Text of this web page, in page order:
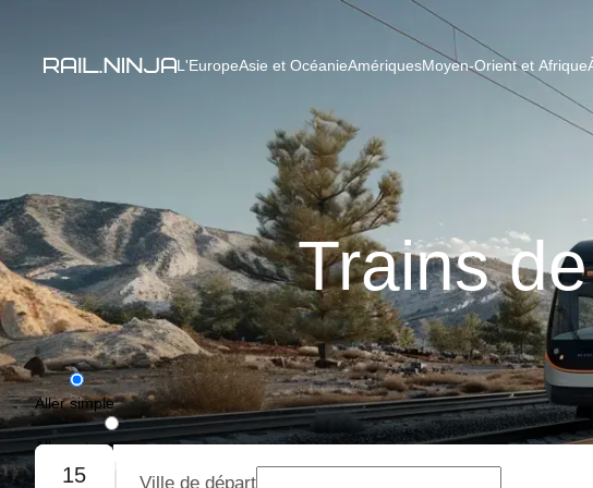
L'EuropeAsie et OcéanieAmériquesMoyen-Orient et Afrique
Trains
Aller simple
Aller-retour
15 Ville de départ